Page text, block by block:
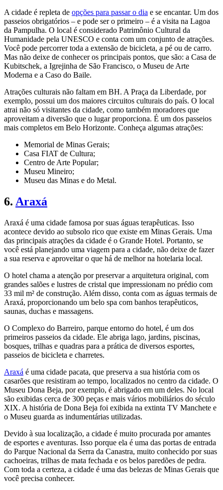
A cidade é repleta de opções para passar o dia e se encantar. Um dos
passeios obrigatórios – e pode ser o primeiro – é a visita na Lagoa
da Pampulha. O local é considerado Patrimônio Cultural da
Humanidade pela UNESCO e conta com um conjunto de atrações.
Você pode percorrer toda a extensão de bicicleta, a pé ou de carro.
Mas não deixe de conhecer os principais pontos, que são: a Casa de
Kubitschek, a Igrejinha de São Francisco, o Museu de Arte
Moderna e a Caso do Baile.
Atrações culturais não faltam em BH. A Praça da Liberdade, por
exemplo, possui um dos maiores circuitos culturais do país. O local
atrai não só visitantes da cidade, como também moradores que
aproveitam a diversão que o lugar proporciona. É um dos passeios
mais completos em Belo Horizonte. Conheça algumas atrações:
Memorial de Minas Gerais;
Casa FIAT de Cultura;
Centro de Arte Popular;
Museu Mineiro;
Museu das Minas e do Metal.
6. Araxá
Araxá é uma cidade famosa por suas águas terapêuticas. Isso
acontece devido ao subsolo rico que existe em Minas Gerais. Uma
das principais atrações da cidade é o Grande Hotel. Portanto, se
você está planejando uma viagem para a cidade, não deixe de fazer
a sua reserva e aproveitar o que há de melhor na hotelaria local.
O hotel chama a atenção por preservar a arquitetura original, com
grandes salões e lustres de cristal que impressionam no prédio com
33 mil m² de construção. Além disso, conta com as águas termais de
Araxá, proporcionando um belo spa com banhos terapêuticos,
saunas, duchas e massagens.
O Complexo do Barreiro, parque entorno do hotel, é um dos
primeiros passeios da cidade. Ele abriga lago, jardins, piscinas,
bosques, trilhas e quadras para a prática de diversos esportes,
passeios de bicicleta e charretes.
Araxá é uma cidade pacata, que preserva a sua história com os
casarões que resistiram ao tempo, localizados no centro da cidade. O
Museu Dona Beja, por exemplo, é abrigado em um deles. No local
são exibidas cerca de 300 peças e mais vários mobiliários do século
XIX. A história de Dona Beja foi exibida na extinta TV Manchete e
o Museu guarda as indumentárias utilizadas.
Devido à sua localização, a cidade é muito procurada por amantes
de esportes e aventuras. Isso porque ela é uma das portas de entrada
do Parque Nacional da Serra da Canastra, muito conhecido por suas
cachoeiras, trilhas de mata fechada e os belos paredões de pedra.
Com toda a certeza, a cidade é uma das belezas de Minas Gerais que
você precisa conhecer.